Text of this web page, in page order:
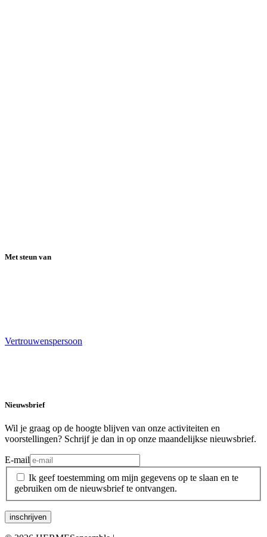
Met steun van
Vertrouwenspersoon
Nieuwsbrief
Wil je graag op de hoogte blijven van onze activiteiten en
voorstellingen? Schrijf je dan in op onze maandelijkse nieuwsbrief.
E-mail
Ik geef toestemming om mijn gegevens op te slaan en te
gebruiken om de nieuwsbrief te ontvangen.